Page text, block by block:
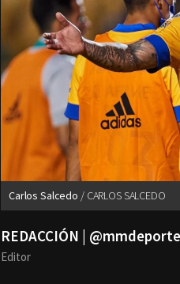
Carlos Salcedo CARLOS SALCEDO
REDACCIÓN |
Editor